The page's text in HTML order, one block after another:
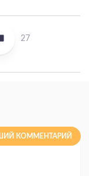
27
КОММЕНТАРИЙ